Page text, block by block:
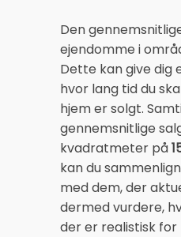
Den
ejendomme i
Dette kan give dig
hvor lang tid du
hjem er solgt.
gennemsnitlige
kvadratmeter på
kan du
med dem, der
dermed vurdere,
der er realistisk